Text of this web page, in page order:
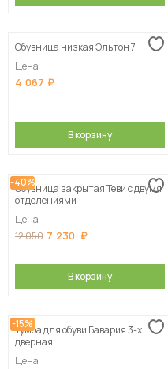
Обувница низкая Эльтон 7
Цена
4 067
В корзину
-40%
Обувница закрытая Теви с двумя
отделениями
Цена
12 050 7 230
В корзину
-15%
Тумба для обуви Бавария 3-х
дверная
Цена